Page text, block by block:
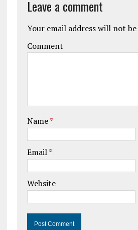
Leave a comment
Your email address will not
Comment
Name*
Email*
Website